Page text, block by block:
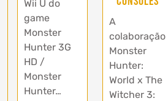
Wii U do
game
Monster
Hunter 3G
HD /
Monster
Hunter…
A
colaboração
Monster
Hunter:
World x The
Witcher 3: